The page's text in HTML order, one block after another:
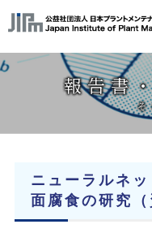
報告書
ニューラルネ
面腐食の研究